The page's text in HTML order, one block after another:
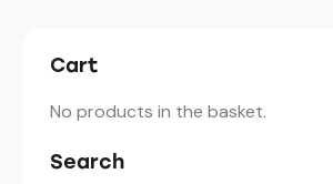
Cart
No products in the basket.
Search